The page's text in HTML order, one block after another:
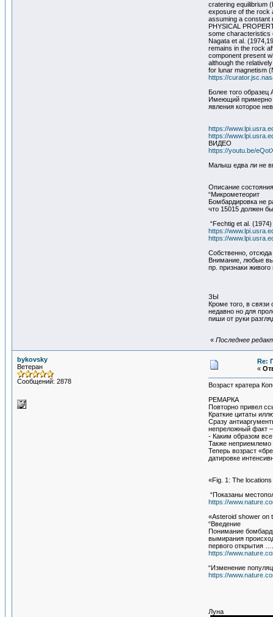
cratering equilibrium
exposure of the rock
assuming a constant
PHYSICAL
some characteristics
Nagata et al.
remains in the rock
component present
although the
for lunar magnetism
https://
Более того
Имеющий примерно
явления которое
https://
https://
ВИДЕО
https://youtu.be/
Малыш едва ли не
Описание
“Микрометеорит
Бомбардировка не
что 15015 должен
“Fechtig et al.
https://
https://
Собственно,
Внимание, любые
пр. признаки живого
ЗЫ
Кроме того, в
недавно но для
пиши от руки
« Последнее
bykovsky
Ветеран
Сообщений: 2878
Re:
«
Возраст кратера
РЕМАРКА
Повторно привел
Краткие цитаты
Сразу
непреложный факт
- Каким образом
Также неприемлемо
Теперь возраст
датировке
«Fig. 1: The
“Показаны
https://
«Asteroid shower on
“Введение
Понимание
вымирания
первого открытия
https://
“Изменение
https://
Луна